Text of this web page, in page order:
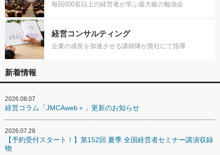
毎回600名以上の経営者が学ぶ最大級の勉強会
経営コンサルティング
企業の成長を加速させる講師陣が貴社にて指導
新着情報
2026.08.07
経営コラム「JMCAweb＋」更新のお知らせ
2026.07.28
【予約受付スタート！】第152回 夏季 全国経営者セミナー講演収録
物